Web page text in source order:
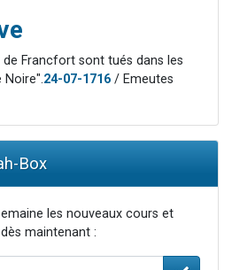
Francfort sont tués dans les
Noire".24-07-1716 / Emeutes
Box
les nouveaux cours et
maintenant :